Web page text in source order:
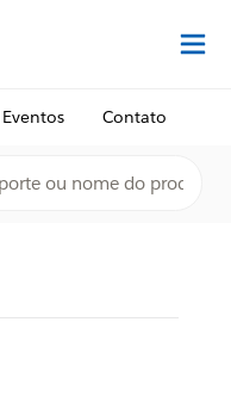
Eventos Contato